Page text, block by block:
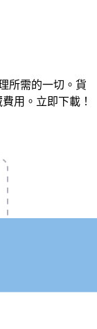
所需的一切。貨
用。立即下載！